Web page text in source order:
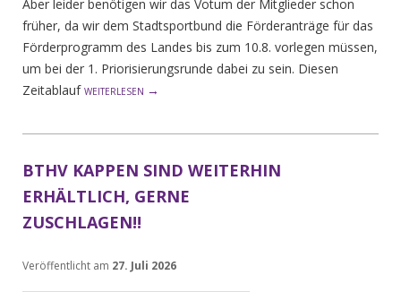
Aber leider benötigen wir das Votum der Mitglieder schon
früher, da wir dem Stadtsportbund die Förderanträge für das
Förderprogramm des Landes bis zum 10.8. vorlegen müssen,
um bei der 1. Priorisierungsrunde dabei zu sein. Diesen
Zeitablauf WEITERLESEN →
BTHV KAPPEN SIND WEITERHIN
ERHÄLTLICH, GERNE
ZUSCHLAGEN!!
Veröffentlicht am 27. Juli 2026